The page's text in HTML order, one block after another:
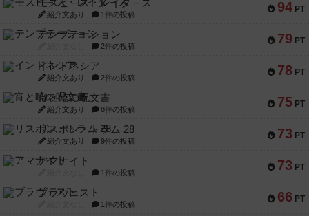
94 PT
モズビ－ズ・レイダ－ズ
紹介文あり 1件の投稿
79 PT
テンプテーション
2件の投稿
78 PT
インドネシア
紹介文あり 2件の投稿
75 PT
宵と暁の呪文書
紹介文あり 8件の投稿
73 PT
リスボン・トラム 28
紹介文あり 9件の投稿
73 PT
アマナイト
1件の投稿
66 PT
ブラヴェスト
1件の投稿